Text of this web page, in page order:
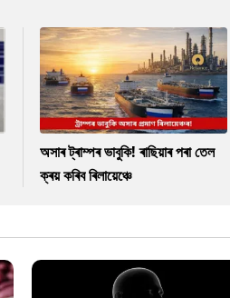
অসাৰ ট্ৰাম্পৰ ভাবুকি! ৰাছিয়াৰ পৰা তেল
ক্ৰয় কৰিব ৰিলায়েঞ্চে